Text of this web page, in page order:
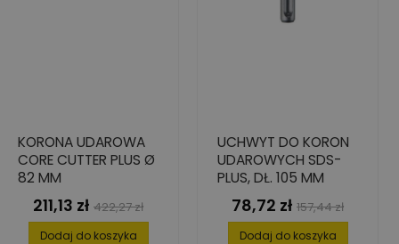
KORONA UDAROWA
CORE CUTTER PLUS Ø
82 MM
Cena
211,13 zł Cena
podstawowa
422,27 zł
Dodaj do koszyka
UCHWYT DO KORON
UDAROWYCH SDS-
PLUS, DŁ. 105 MM
Cena
78,72 zł Cena
podstawowa
157,44 zł
Dodaj do koszyka